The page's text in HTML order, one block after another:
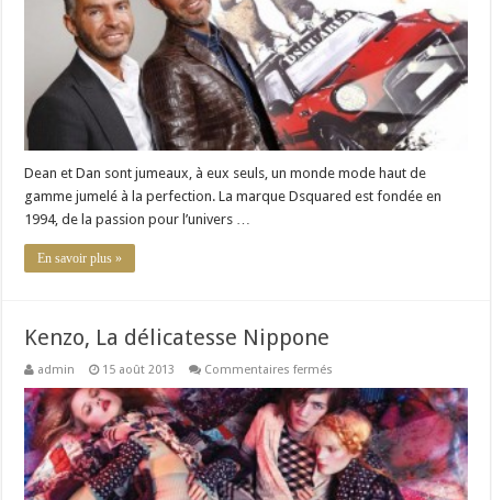
Dean et Dan sont jumeaux, à eux seuls, un monde mode haut de
gamme jumelé à la perfection. La marque Dsquared est fondée en
1994, de la passion pour l’univers …
En savoir plus »
Kenzo, La délicatesse Nippone
admin 15 août 2013 Commentaires fermés
La
délicatesse
Nippone